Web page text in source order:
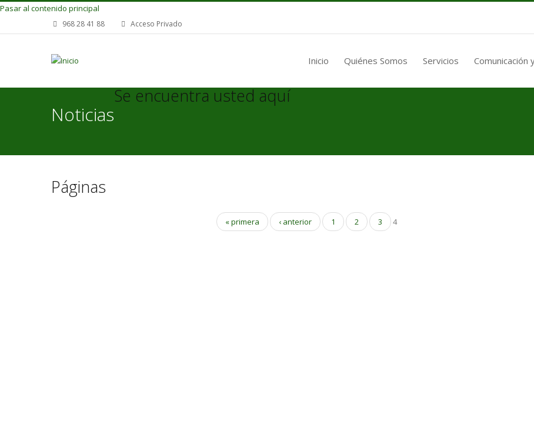
Pasar al contenido principal
968 28 41 88 Acceso Privado
Inicio Quiénes Somos Servicios Comunicación
Noticias
Se encuentra usted aquí
Páginas
« primera ‹ anterior 1 2 3 4